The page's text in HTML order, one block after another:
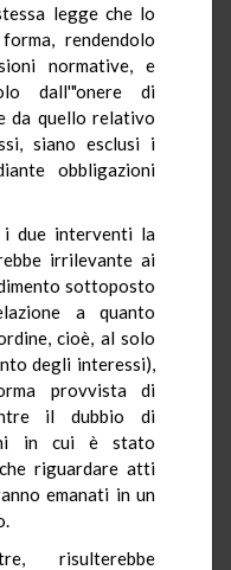
legge che lo
rendendolo
normative, e
dall'"onere di
da quello relativo
siano esclusi i
obbligazioni
i due interventi la
irrilevante ai
sottoposto
a quanto
cioè, al solo
degli interessi),
provvista di
il dubbio di
in cui è stato
riguardare atti
emanati in un
risulterebbe